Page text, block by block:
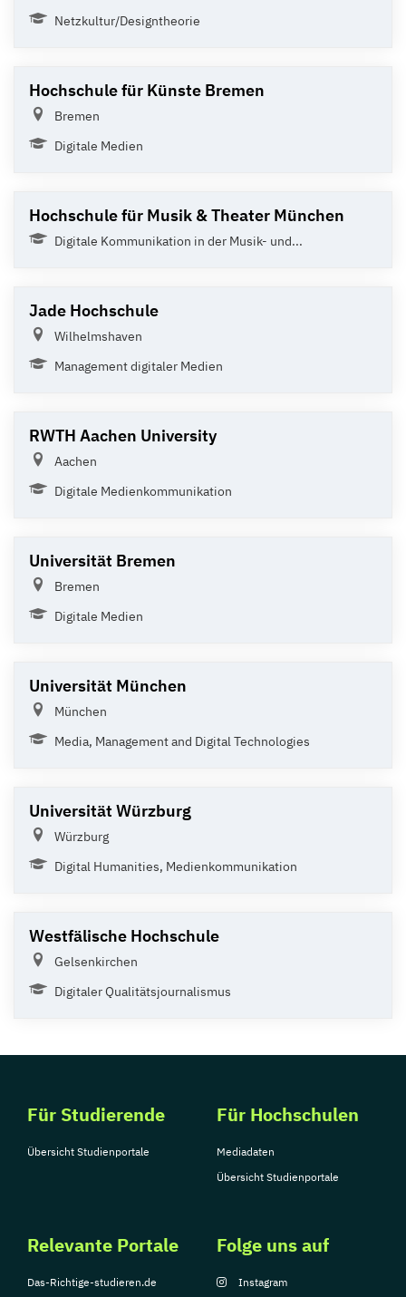
Netzkultur/Designtheorie
Hochschule für Künste Bremen
Bremen
Digitale Medien
Hochschule für Musik & Theater München
Digitale Kommunikation in der Musik- und...
Jade Hochschule
Wilhelmshaven
Management digitaler Medien
RWTH Aachen University
Aachen
Digitale Medienkommunikation
Universität Bremen
Bremen
Digitale Medien
Universität München
München
Media, Management and Digital Technologies
Universität Würzburg
Würzburg
Digital Humanities, Medienkommunikation
Westfälische Hochschule
Gelsenkirchen
Digitaler Qualitätsjournalismus
Für Studierende
Übersicht Studienportale
Für Hochschulen
Mediadaten
Übersicht Studienportale
Relevante Portale
Das-Richtige-studieren.de
Folge uns auf
Instagram